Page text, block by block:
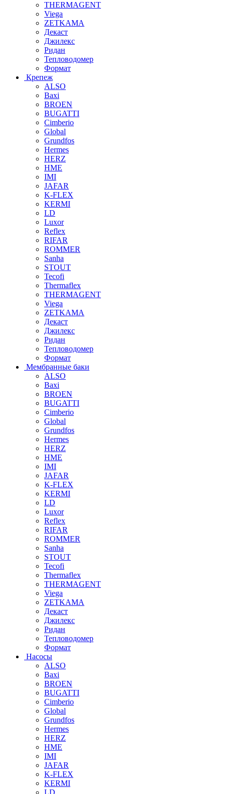
THERMAGENT
Viega
ZETKAMA
Декаст
Джилекс
Ридан
Тепловодомер
Формат
Крепеж
ALSO
Baxi
BROEN
BUGATTI
Cimberio
Global
Grundfos
Hermes
HERZ
HME
IMI
JAFAR
K-FLEX
KERMI
LD
Luxor
Reflex
RIFAR
ROMMER
Sanha
STOUT
Tecofi
Thermaflex
THERMAGENT
Viega
ZETKAMA
Декаст
Джилекс
Ридан
Тепловодомер
Формат
Мембранные баки
ALSO
Baxi
BROEN
BUGATTI
Cimberio
Global
Grundfos
Hermes
HERZ
HME
IMI
JAFAR
K-FLEX
KERMI
LD
Luxor
Reflex
RIFAR
ROMMER
Sanha
STOUT
Tecofi
Thermaflex
THERMAGENT
Viega
ZETKAMA
Декаст
Джилекс
Ридан
Тепловодомер
Формат
Насосы
ALSO
Baxi
BROEN
BUGATTI
Cimberio
Global
Grundfos
Hermes
HERZ
HME
IMI
JAFAR
K-FLEX
KERMI
LD